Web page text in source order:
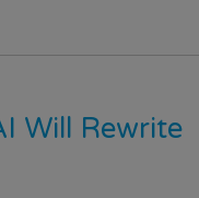
Will Rewrite